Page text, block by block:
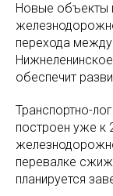
Новые объекты
перехода
обеспечит
Транспортно-
построен уже к
перевалке
планируется